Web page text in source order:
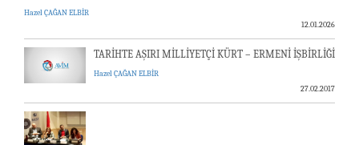
Hazel ÇAĞAN ELBİR
12.01.2026
TARİHTE AŞIRI MİLLİYETÇİ KÜRT – ERMENİ İŞBİRLİĞİ
Hazel ÇAĞAN ELBİR
27.02.2017